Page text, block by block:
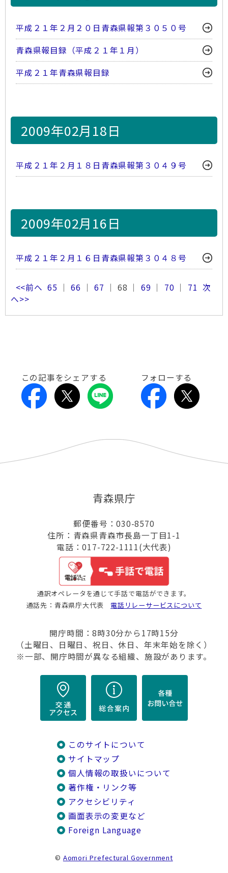
平成２１年２月２０日青森県報第３０５０号
青森県報目録（平成２１年１月）
平成２１年青森県報目録
2009年02月18日
平成２１年２月１８日青森県報第３０４９号
2009年02月16日
平成２１年２月１６日青森県報第３０４８号
<<前へ 65 ｜66 ｜67 ｜ 68 ｜69 ｜ 70 ｜ 71 次
へ>>
この記事をシェアする フォローする
青森県庁
郵便番号：030-8570
住所：青森県青森市長島一丁目1-1
電話：017-722-1111(大代表)
通訳オペレータを通じて手話で電話ができます。
通話先：青森県庁大代表 電話リレーサービスについて
開庁時間：8時30分から17時15分
（土曜日、日曜日、祝日、休日、年末年始を除く）
※一部、開庁時間が異なる組織、施設があります。
このサイトについて
サイトマップ
個人情報の取扱いについて
著作権・リンク等
アクセシビリティ
画面表示の変更など
Foreign Language
© Aomori Prefectural Government